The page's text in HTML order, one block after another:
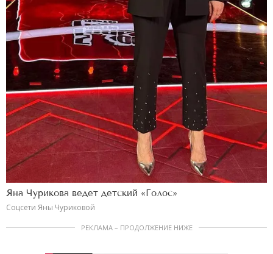
Яна Чурикова ведет детский «Голос»
Соцсети Яны Чуриковой
РЕКЛАМА – ПРОДОЛЖЕНИЕ НИЖЕ